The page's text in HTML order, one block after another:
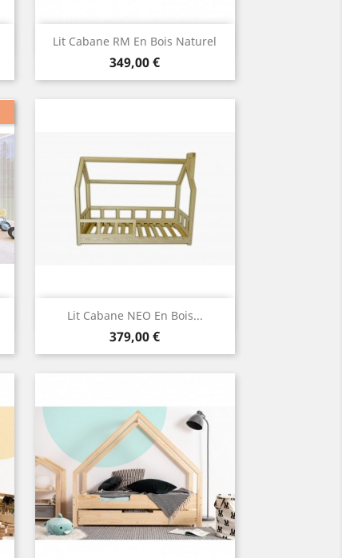
Lit Cabane RM En Bois Naturel
Prix
349,00 €
Aperçu rapide
Lit Cabane NEO En Bois...
Prix
379,00 €
Aperçu rapide